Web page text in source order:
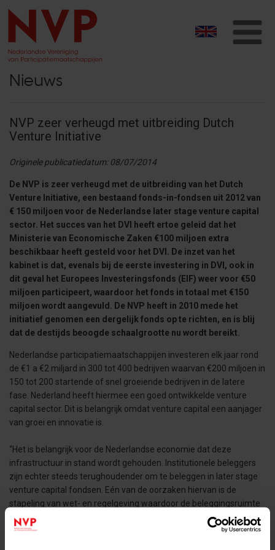
Nieuws
NVP zeer verheugd met uitbreiding Dutch
Venture Initiative
Originele publicatiedatum: 08/07/2014
De NVP is zeer verheugd met de uitbreiding van het Dutch
Venture Initiative, een bestaand fonds-in-fondsen uit 2012 van
€ 150 miljoen voor de Nederlandse later stage venture capital
sector. Het succes van het DVI heeft ertoe geleid dat het
Ministerie van Economische Zaken €100 miljoen extra
beschikbaar heeft gesteld voor het DVI. De inzet van het
kabinet is dat, evenals bij de eerste investering in DVI, ook in
dit geval het Europees Investeringsfonds (EIF) weer voor €50
miljoen participeert, waardoor het fonds in totaal met €150
miljoen wordt aangevuld. De NVP heeft in 2010 mede het
initiatief genomen een dergelijk fonds op te richten, en is blij
dat de destijds beoogde schaalgrootte nu wordt bereikt.
Nederlandse participatiemaatschappijen investeren elk jaar rond
de €1 a €2 miljard in 300 tot 400 bedrijven waarvan €200 miljoen in
150 tot 200 startende of snel groeiende bedrijven in de latere
fase. Nederland heeft hiermee een goed ontwikkelde venture
capital sector. Dit is belangrijk omdat venture capital een aanjager
van groei en innovatie is.
“Het is belangrijk voor de Nederlandse economie dat deze
infrastructuur in stand wordt gehouden. Institutionele beleggers
zijn echter steeds terughoudender om te beleggen in later stage
venture capital fondsen. Eén van de oorzaken hiervan is de
stapeling van wet- en regelgeving waardoor de beleggingsruimte
wordt belemmerd. Door het wegblijven van institutioneel kapitaal
wordt het voor fondsmanagers moeilijker om buitenlandse